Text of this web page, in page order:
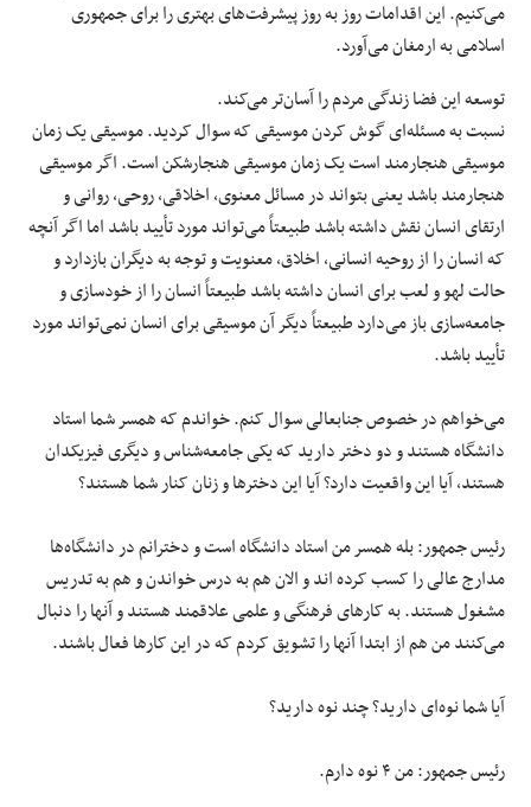
می‌کنیم. این اقدامات روز به روز پیشرفت‌های بهتری را برای جمهوری
اسلامی به ارمغان می‌آورد.
توسعه این فضا زندگی مردم را آسان‌تر می‌کند.
نسبت به مسئله‌ای گوش کردن موسیقی که سوال کردید. موسیقی یک زمان
موسیقی هنجارمند است یک زمان موسیقی هنجارشکن است. اگر موسیقی
هنجارمند باشد یعنی بتواند در مسائل معنوی، اخلاقی، روحی، روانی و
ارتقای انسان نقش داشته باشد طبیعتاً می‌تواند مورد تأیید باشد اما اگر آنچه
که انسان را از روحیه انسانی، اخلاق، معنویت و توجه به دیگران بازدارد و
حالت لهو و لعب برای انسان داشته باشد طبیعتاً انسان را از خودسازی و
جامعه‌سازی باز می‌دارد طبیعتاً دیگر آن موسیقی برای انسان نمی‌تواند مورد
تأیید باشد.
می‌خواهم در خصوص جنابعالی سوال کنم. خواندم که همسر شما استاد
دانشگاه هستند و دو دختر دارید که یکی جامعه‌شناس و دیگری فیزیکدان
هستند، آیا این واقعیت دارد؟ آیا این دخترها و زنان کنار شما هستند؟
رئیس جمهور: بله همسر من استاد دانشگاه است و دخترانم در دانشگاه‌ها
مدارج عالی را کسب کرده اند و الان هم به درس خواندن و هم به تدریس
مشغول هستند. به کارهای فرهنگی و علمی علاقمند هستند و آنها را دنبال
می‌کنند من هم از ابتدا آنها را تشویق کردم که در این کارها فعال باشند.
آیا شما نوه‌ای دارید؟ چند نوه دارید؟
رئیس جمهور: من ۴ نوه دارم.